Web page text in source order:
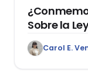
Sobre la
como el
Carol E.